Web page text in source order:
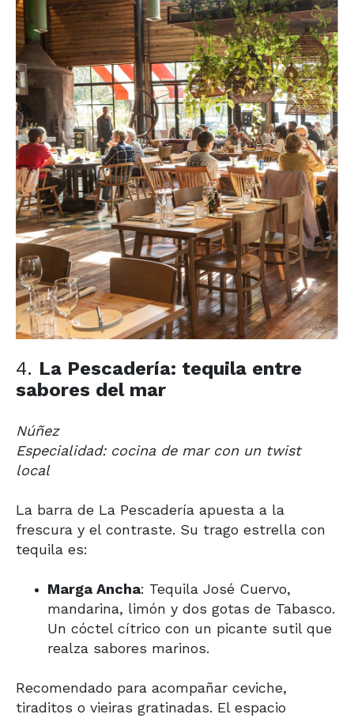
4. La Pescadería: tequila entre
sabores del mar
Núñez
Especialidad: cocina de mar con un twist
local
La barra de La Pescadería apuesta a la
frescura y el contraste. Su trago estrella con
tequila es:
Marga Ancha: Tequila José Cuervo,
mandarina, limón y dos gotas de Tabasco.
Un cóctel cítrico con un picante sutil que
realza sabores marinos.
Recomendado para acompañar ceviche,
tiraditos o vieiras gratinadas. El espacio